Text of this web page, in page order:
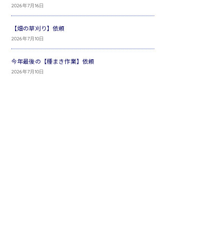
2026年7月16日
【畑の草刈り】依頼
2026年7月10日
今年最後の【種まき作業】依頼
2026年7月10日